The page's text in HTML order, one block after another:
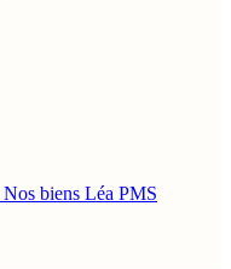
Nos biens Léa PMS